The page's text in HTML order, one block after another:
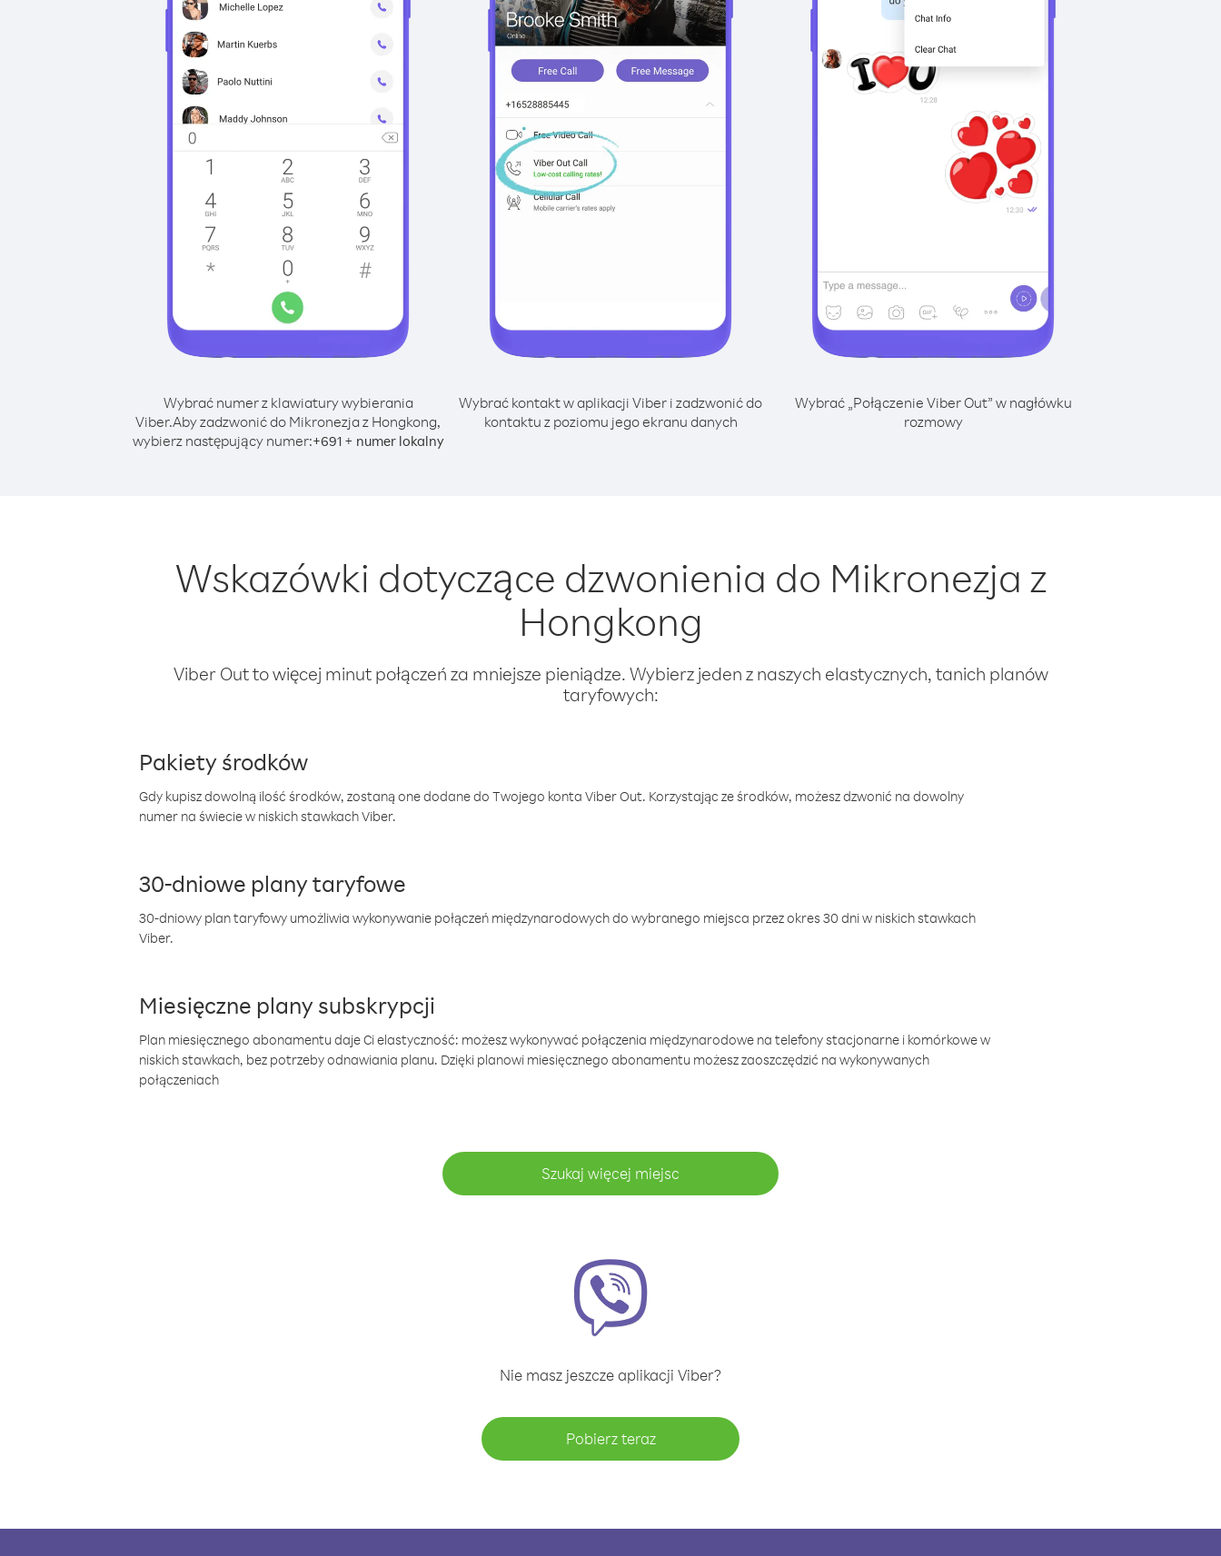
Wybrać numer z klawiatury wybierania
Viber.Aby zadzwonić do Mikronezja z Hongkong,
wybierz następujący numer:+691+ numer lokalny
Wybrać kontakt w aplikacji Viber i zadzwonić do
kontaktu z poziomu jego ekranu danych
Wybrać „Połączenie Viber Out” w nagłówku
rozmowy
Wskazówki dotyczące dzwonienia do Mikronezja z
Hongkong
Viber Out to więcej minut połączeń za mniejsze pieniądze. Wybierz jeden z naszych elastycznych, tanich planów
taryfowych:
Pakiety środków
Gdy kupisz dowolną ilość środków, zostaną one dodane do Twojego konta Viber Out. Korzystając ze środków, możesz dzwonić na dowolny
numer na świecie w niskich stawkach Viber.
30-dniowe plany taryfowe
30-dniowy plan taryfowy umożliwia wykonywanie połączeń międzynarodowych do wybranego miejsca przez okres 30 dni w niskich stawkach
Viber.
Miesięczne plany subskrypcji
Plan miesięcznego abonamentu daje Ci elastyczność: możesz wykonywać połączenia międzynarodowe na telefony stacjonarne i komórkowe w
niskich stawkach, bez potrzeby odnawiania planu. Dzięki planowi miesięcznego abonamentu możesz zaoszczędzić na wykonywanych
połączeniach
Szukaj więcej miejsc
Nie masz jeszcze aplikacji Viber?
Pobierz teraz